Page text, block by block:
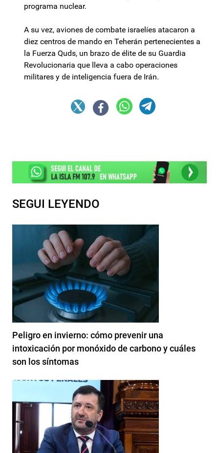
programa nuclear.
A su vez, aviones de combate israelíes atacaron a
diez centros de mando en Teherán pertenecientes a
la Fuerza Quds, un brazo de élite de su Guardia
Revolucionaria que lleva a cabo operaciones
militares y de inteligencia fuera de Irán.
SEGUI LEYENDO
Peligro en invierno: cómo prevenir una
intoxicación por monóxido de carbono y cuáles
son los síntomas